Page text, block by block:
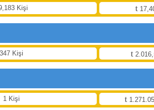
Kişi
347 Kişi
1 Kişi